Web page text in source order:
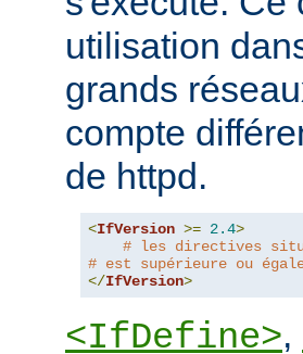
utilisation
grands
compte
de httpd.
<IfVersion >= 2.4>
# les directives
# est supérieure ou
</IfVersion>
<IfDefine>,